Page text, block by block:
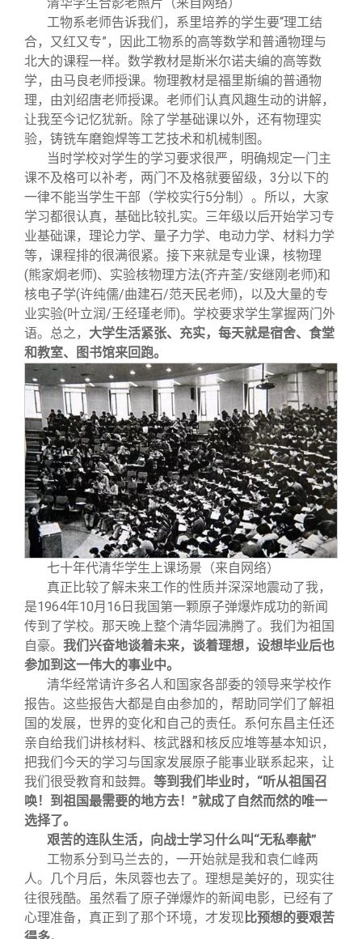
清华学生合影老照片（来自网络）
工物系老师告诉我们，系里培养的学生要“理工结
合，又红又专”，因此工物系的高等数学和普通物理与
北大的课程一样。数学教材是斯米尔诺夫编的高等数
学，由马良老师授课。物理教材是福里斯编的普通物
理，由刘绍唐老师授课。老师们认真风趣生动的讲解，
让我至今记忆犹新。除了学基础课以外，还有物理实
验，铸铣车磨鉋焊等工艺技术和机械制图。
当时学校对学生的学习要求很严，明确规定一门主
课不及格可以补考，两门不及格就要留级，3分以下的
一律不能当学生干部（学校实行5分制）。所以，大家
学习都很认真，基础比较扎实。三年级以后开始学习专
业基础课，理论力学、量子力学、电动力学、材料力学
等，课程排的很满很紧。接下来就是专业课，核物理
(熊家炯老师)、实验核物理方法(齐卉荃/安继刚老师)和
核电子学(许纯儒/曲建石/范天民老师)，以及大量的专
业实验(叶立润/王经瑾老师)。学校要求学生掌握两门外
语。总之， 大学生活紧张、充实，每天就是宿舍、食堂
和教室、图书馆来回跑。
七十年代清华学生上课场景（来自网络）
真正比较了解未来工作的性质并深深地震动了我，
是1964年10月16日我国第一颗原子弹爆炸成功的新闻
传到了学校。那天晚上整个清华园沸腾了。我们为祖国
自豪。 我们兴奋地谈着未来，谈着理想，设想毕业后也
参加到这一伟大的事业中。
清华经常请许多名人和国家各部委的领导来学校作
报告。这些报告大都是自由参加的，帮助同学们了解祖
国的发展，世界的变化和自己的责任。系何东昌主任还
亲自给我们讲核材料、核武器和核反应堆等基本知识，
把我们今天的学习与国家发展原子能事业联系起来，让
我们很受教育和鼓舞。 等到我们毕业时，“听从祖国召
唤！到祖国最需要的地方去！”就成了自然而然的唯一
选择了。
艰苦的连队生活，向战士学习什么叫“无私奉献”
工物系分到马兰去的，一开始就是我和袁仁峰两
人。几个月后，朱凤蓉也去了。理想是美好的，现实往
往很残酷。虽然看了原子弹爆炸的新闻电影，已经有了
心理准备，真正到了那个环境，才发现 比预想的要艰苦